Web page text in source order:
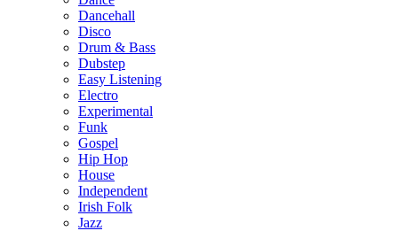
Dancehall
Disco
Drum & Bass
Dubstep
Easy Listening
Electro
Experimental
Funk
Gospel
Hip Hop
House
Independent
Irish Folk
Jazz